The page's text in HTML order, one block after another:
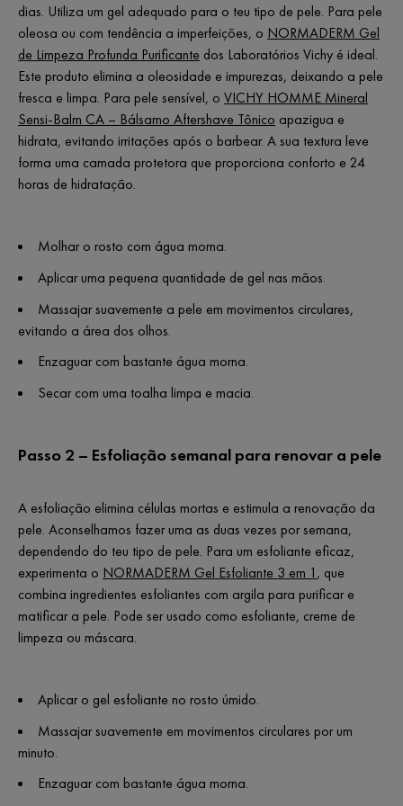
dias. Utiliza um gel adequado para o teu tipo de pele. Para pele
oleosa ou com tendência a imperfeições, o NORMADERM Gel
de Limpeza Profunda Purificante dos Laboratórios Vichy é ideal.
Este produto elimina a oleosidade e impurezas, deixando a pele
fresca e limpa. Para pele sensível, o VICHY HOMME Mineral
Sensi-Balm CA – Bálsamo Aftershave Tônico apazigua e
hidrata, evitando irritações após o barbear. A sua textura leve
forma uma camada protetora que proporciona conforto e 24
horas de hidratação.
Molhar o rosto com água morna.
Aplicar uma pequena quantidade de gel nas mãos.
Massajar suavemente a pele em movimentos circulares,
evitando a área dos olhos.
Enzaguar com bastante água morna.
Secar com uma toalha limpa e macia.
Passo 2 – Esfoliação semanal para renovar a pele
A esfoliação elimina células mortas e estimula a renovação da
pele. Aconselhamos fazer uma as duas vezes por semana,
dependendo do teu tipo de pele. Para um esfoliante eficaz,
experimenta o NORMADERM Gel Esfoliante 3 em 1, que
combina ingredientes esfoliantes com argila para purificar e
matificar a pele. Pode ser usado como esfoliante, creme de
limpeza ou máscara.
Aplicar o gel esfoliante no rosto úmido.
Massajar suavemente em movimentos circulares por um
minuto.
Enzaguar com bastante água morna.